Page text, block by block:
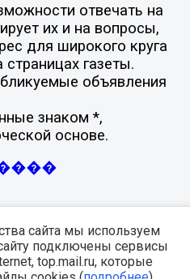
отвечать на
их и на вопросы,
для широкого круга
страницах газеты.
объявления
знаком *,
основе.
сайта мы используем
подключены сервисы
top.mail.ru, которые